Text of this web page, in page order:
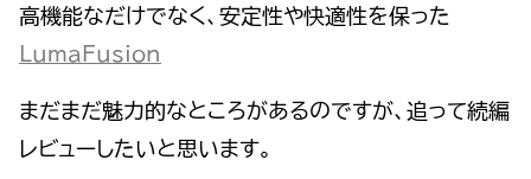
高機能なだけでなく、安定性や快適性を保った
LumaFusion
まだまだ魅力的なところがあるのですが、追って続編
レビューしたいと思います。